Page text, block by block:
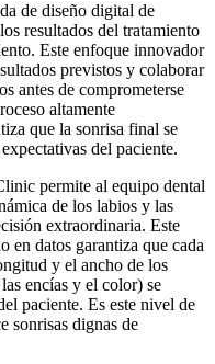
de diseño digital de
resultados del tratamiento
Este enfoque innovador
previstos y colaborar
antes de comprometerse
altamente
que la sonrisa final se
del paciente.
permite al equipo dental
de los labios y las
extraordinaria. Este
en datos garantiza que cada
y el ancho de los
encías y el color) se
paciente. Es este nivel de
sonrisas dignas de